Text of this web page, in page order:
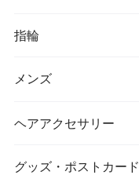
指輪
メンズ
ヘアアクセサリー
グッズ・ポストカード